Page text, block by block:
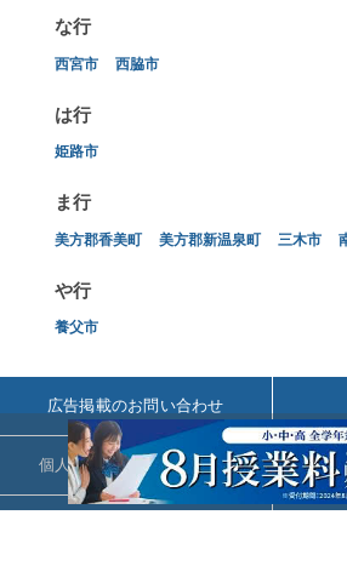
な行
西宮市 西脇市
は行
姫路市
ま行
美方郡香美町 美方郡新温泉町 三木市
や行
養父市
広告掲載のお問い合わせ
個人情報の取扱いについて